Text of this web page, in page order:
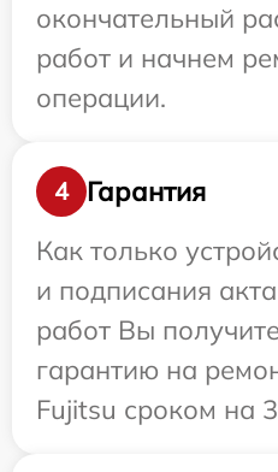
окончательный
работ и начнем
операции.
4
Гарантия
Как только
и подписания
работ Вы
гарантию на
Fujitsu сроком на